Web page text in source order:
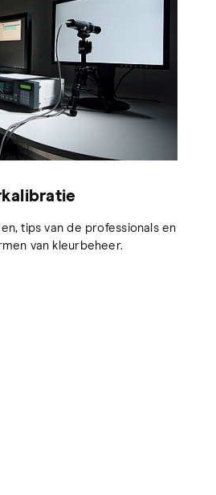
tips van de professionals en
van kleurbeheer.